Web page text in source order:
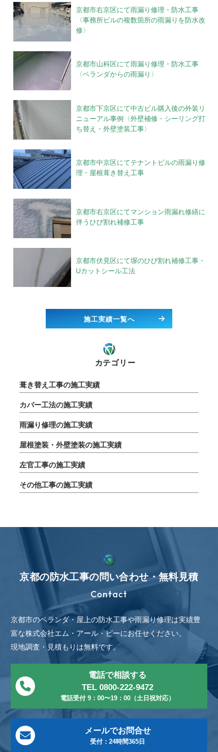
京都市右京区にて雨漏り修理・防水工事
〈事務所ビルの複数箇所の雨漏りを防水改
修〉
京都市山科区にて雨漏り修理・防水工事
〈ベランダからの雨漏り〉
京都市下京区にて中古ビル購入後の外装リ
ニューアル事例〈外壁補修・シーリング打
ち替え・外壁塗装工事〉
京都市中京区にてテナントビルの雨漏り修
理・屋根葺き替え工事
京都市右京区にてマンション雨漏れ修繕に
伴うひび割れ補修工事
京都市伏見区にて塀のひび割れ補修工事・
Uカットシール工法
施工実績一覧へ
カテゴリー
葺き替え工事の施工実績
カバー工法の施工実績
雨漏り修理の施工実績
屋根塗装・外壁塗装の施工実績
左官工事の施工実績
その他工事の施工実績
Contact
京都の防水工事の問い合わせ・無料見積
京都市のベランダ・屋上の防水工事や雨漏り修理は実績豊
富な株式会社エム・アール・ピーにお任せください。
現地調査・見積もりは無料です。
電話で相談する
TEL 0800-222-9472
電話受付 9：00〜19：00（土日祝対応）
メールでお問合せ
受付：24時間365日